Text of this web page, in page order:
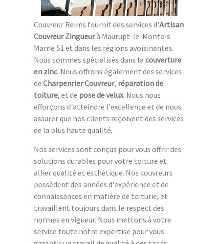
Couvreur Reims fournit des services d'Artisan
Couvreur Zingueurà Maurupt-le-Montois
Marne 51 et dans les régions avoisinantes.
Nous sommes spécialisés dans la couverture
en zinc. Nous offrons également des services
de Charpenrier Couvreur, réparation de
toiture, et de pose de velux. Nous nous
efforçons d'atteindre l'excellence et de nous
assurer que nos clients reçoivent des services
de la plus haute qualité.
Nos services sont conçus pour vous offrir des
solutions durables pour votre toiture et
allier qualité et esthétique. Nos couvreurs
possèdent des années d'expérience et de
connaissances en matière de toiturie, et
travaillent toujours dans le respect des
normes en vigueur. Nous mettons à votre
service toute notre expertise pour vous